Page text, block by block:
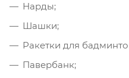
Нарды;
Шашки;
Ракетки для
Павербанк;